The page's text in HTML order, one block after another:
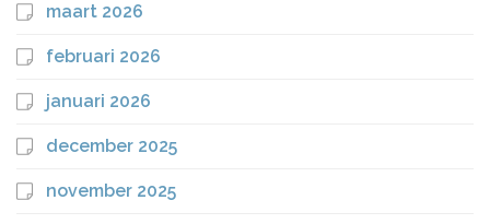
maart 2026
februari 2026
januari 2026
december 2025
november 2025